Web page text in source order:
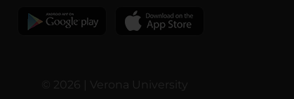
© 2026 | Verona University